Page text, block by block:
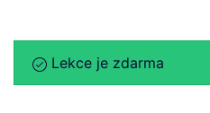
Lekce je zdarma